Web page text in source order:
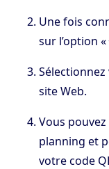
Une fois
sur l’option
site Web.
Vous
planning et
votre code